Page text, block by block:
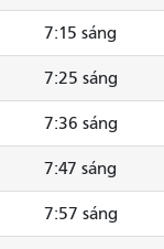
7:15 sáng
7:25 sáng
7:36 sáng
7:47 sáng
7:57 sáng